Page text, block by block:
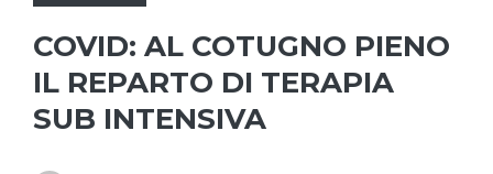
COVID: AL COTUGNO PIENO
IL REPARTO DI TERAPIA
SUB INTENSIVA